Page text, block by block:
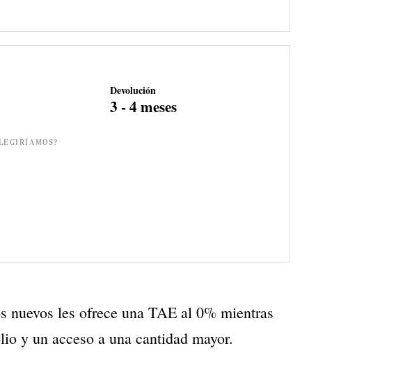
Devolución
3 - 4 meses
nuevos les ofrece una TAE al 0% mientras
y un acceso a una cantidad mayor.